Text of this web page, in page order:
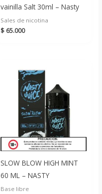
vainilla Salt 30ml – Nasty
Sales de nicotina
$ 65.000
SLOW BLOW HIGH MINT
60 ML – NASTY
Base libre